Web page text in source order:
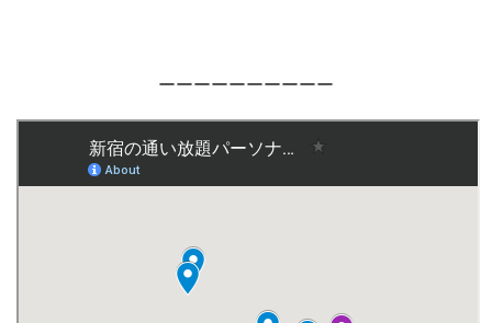
ーーーーーーーーーー